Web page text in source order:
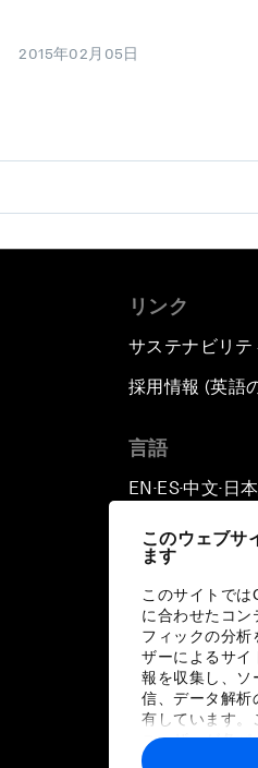
このウェブサ
ます
このサイトで
に合わせたコン
フィックの分析
ザーによるサイ
報を収集し、ソ
信、データ解析
有しています。
ユーザーが各
報や各パートナ
2015年02月05日
リンク
サステナビリ
採用情報 (英語
言語
EN ▪ ES▪中文▪ 日